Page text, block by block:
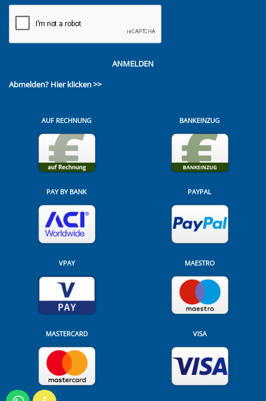
ANMELDEN
Abmelden? Hier klicken >>
AUF RECHNUNG BANKEINZUG
PAY BY BANK PAYPAL
VPAY MAESTRO
MASTERCARD VISA